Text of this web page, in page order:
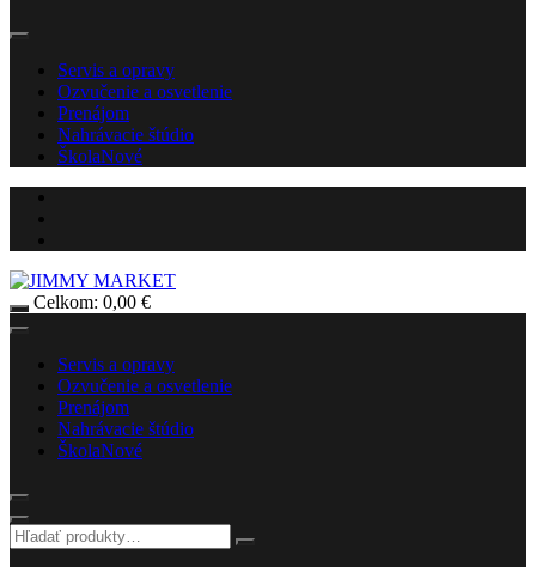
Servis a opravy
Ozvučenie a osvetlenie
Prenájom
Nahrávacie štúdio
ŠkolaNové
Celkom: 0,00 €
Servis a opravy
Ozvučenie a osvetlenie
Prenájom
Nahrávacie štúdio
ŠkolaNové